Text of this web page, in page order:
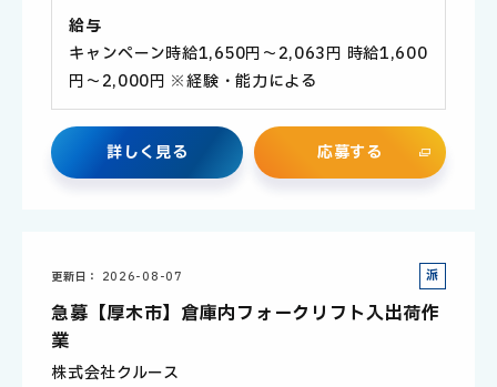
給与
キャンペーン時給1,650円～2,063円 時給1,600
円～2,000円 ※経験・能力による
詳しく見る 応募する
更新日 2026-08-07
派
遣
社
急募【厚木市】倉庫内フォークリフト入出荷作
業
株式会社クルース